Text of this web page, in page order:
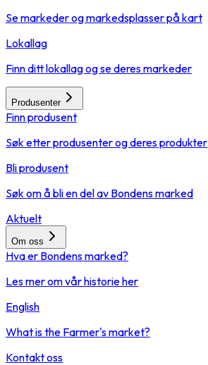
Se markeder og markedsplasser på kart
Lokallag
Finn ditt lokallag og se deres markeder
Produsenter
Finn produsent
Søk etter produsenter og deres produkter
Bli produsent
Søk om å bli en del av Bondens marked
Aktuelt
Om oss
Hva er Bondens marked?
Les mer om vår historie her
English
What is the Farmer's market?
Kontakt oss